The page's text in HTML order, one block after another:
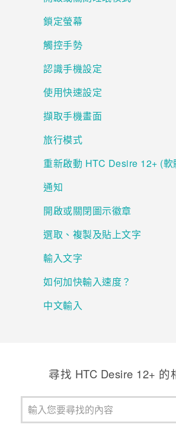
焦點訊息
校園專案
銷售門市
銷售通路
支援服務
VIVELAND
鎖定螢幕
觸控手勢
認識手機設定
使用快速設定
擷取手機畫面
旅行模式
重新啟動 HTC Desire 12+ (軟
通知
開啟或關閉圖示徽章
選取、複製及貼上文字
輸入文字
如何加快輸入速度？
中文輸入
尋找 HTC Desire 12+ 的